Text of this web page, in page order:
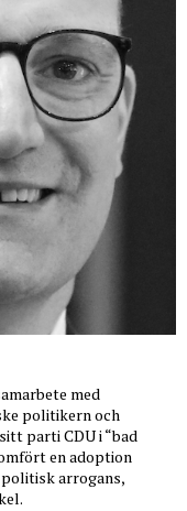
med
politikern och
parti CDU i “bad
en adoption
arrogans,